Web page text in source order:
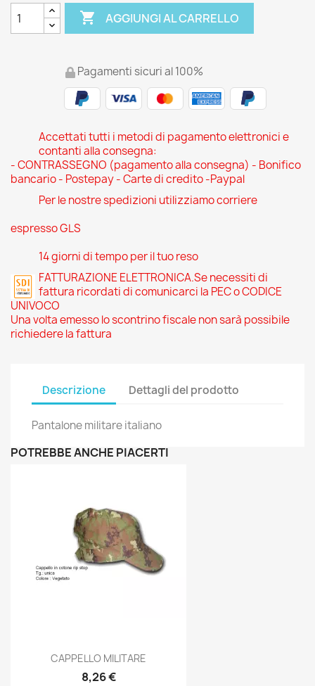
 AGGIUNGI AL CARRELLO
Pagamenti sicuri al 100%
Accettati tutti i metodi di pagamento elettronici e
contanti alla consegna:
- CONTRASSEGNO (pagamento alla consegna) - Bonifico
bancario - Postepay - Carte di credito -Paypal
Per le nostre spedizioni utilizziamo corriere
espresso GLS
14 giorni di tempo per il tuo reso
FATTURAZIONE ELETTRONICA.Se necessiti di
fattura ricordati di comunicarci la PEC o CODICE
UNIVOCO
Una volta emesso lo scontrino fiscale non sarà possibile
richiedere la fattura
Descrizione Dettagli del prodotto
Pantalone militare italiano
POTREBBE ANCHE PIACERTI
Anteprima
CAPPELLO MILITARE
8,26 €